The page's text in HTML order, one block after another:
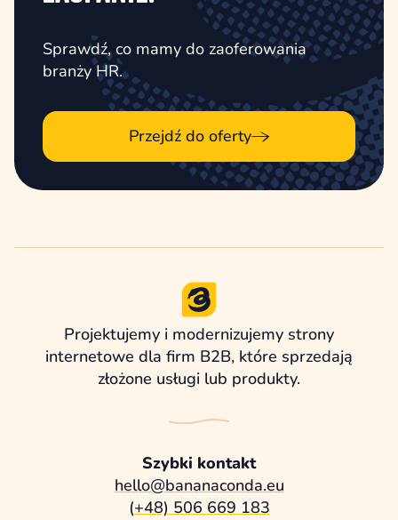
Sprawdź, co mamy do zaoferowania
branży HR.
Przejdź do oferty
Projektujemy i modernizujemy strony
internetowe dla firm B2B, które sprzedają
złożone usługi lub produkty.
Szybki kontakt
hello@bananaconda.eu
(+48) 506 669 183